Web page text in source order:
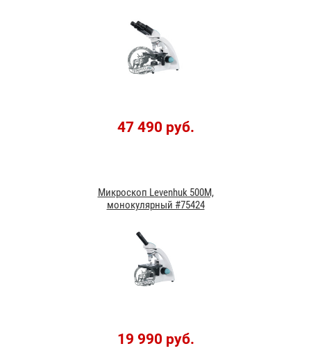
47 490 руб.
Микроскоп Levenhuk 500M,
монокулярный #75424
19 990 руб.